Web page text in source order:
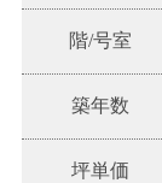
階/号室
築年数
坪単価